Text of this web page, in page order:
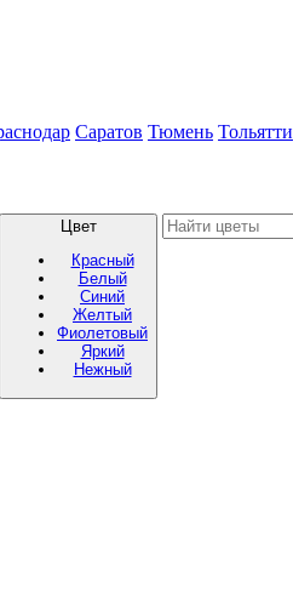
Саратов Тюмень Тольятти
Цвет
Красный
Белый
Синий
Желтый
Фиолетовый
Яркий
Нежный